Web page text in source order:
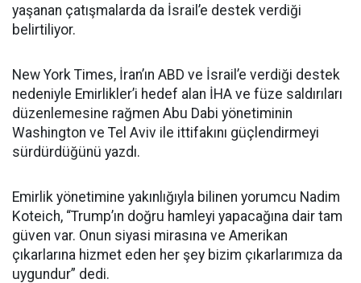
yaşanan çatışmalarda da İsrail’e destek verdiği
belirtiliyor.
New York Times, İran’ın ABD ve İsrail’e verdiği destek
nedeniyle Emirlikler’i hedef alan İHA ve füze saldırıları
düzenlemesine rağmen Abu Dabi yönetiminin
Washington ve Tel Aviv ile ittifakını güçlendirmeyi
sürdürdüğünü yazdı.
Emirlik yönetimine yakınlığıyla bilinen yorumcu Nadim
Koteich, “Trump’ın doğru hamleyi yapacağına dair tam
güven var. Onun siyasi mirasına ve Amerikan
çıkarlarına hizmet eden her şey bizim çıkarlarımıza da
uygundur” dedi.